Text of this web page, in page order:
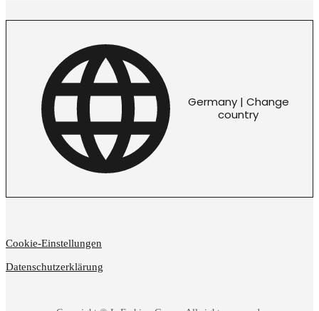
Germany | Change
country
Cookie-Einstellungen
Datenschutzerklärung